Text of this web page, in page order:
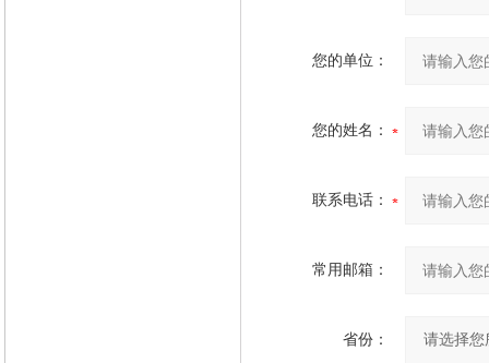
您的单位：
您的姓名：
联系电话：
常用邮箱：
省份：